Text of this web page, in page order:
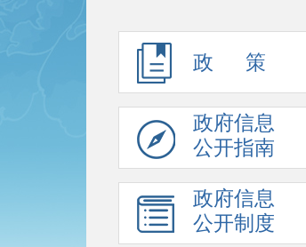
政 策
政府信息
公开指南
政府信息
公开制度